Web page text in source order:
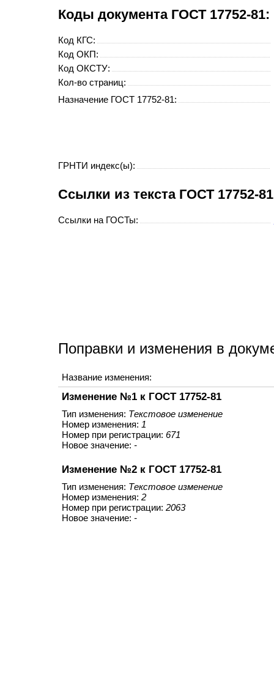
Коды документа ГОСТ 17752-81:
Код КГС:
Код ОКП:
Код ОКСТУ:
Кол-во страниц:
Назначение ГОСТ 17752-81:
ГРНТИ индекс(ы):
Cсылки из текста ГОСТ 17752-
Ссылки на ГОСТы:
Поправки и изменения в
Название изменения:
Изменение №1 к ГОСТ 17752-81
Тип изменения: Текстовое изменение
Номер изменения: 1
Номер при регистрации: 671
Новое значение: -
Изменение №2 к ГОСТ 17752-81
Тип изменения: Текстовое изменение
Номер изменения: 2
Номер при регистрации: 2063
Новое значение: -